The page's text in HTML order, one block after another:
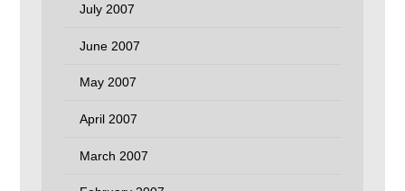
July 2007
June 2007
May 2007
April 2007
March 2007